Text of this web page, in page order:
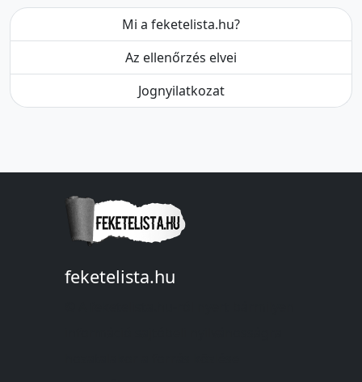
Mi a feketelista.hu?
Az ellenőrzés elvei
Jognyilatkozat
feketelista.hu